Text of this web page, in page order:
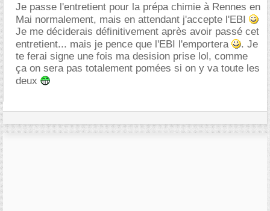
Je passe l'entretient pour la prépa chimie à Rennes en
Mai normalement, mais en attendant j'accepte l'EBI
Je me déciderais définitivement après avoir passé cet
entretient... mais je pence que l'EBI l'emportera
. Je
te ferai signe une fois ma desision prise lol, comme
ça on sera pas totalement pomées si on y va toute les
deux